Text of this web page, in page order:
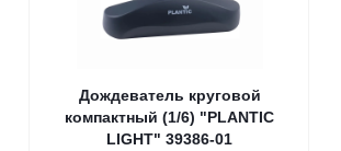
Дождеватель круговой
компактный (1/6) "PLANTIC
LIGHT" 39386-01